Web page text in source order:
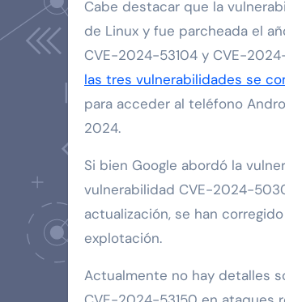
Cabe destacar que la
de Linux y fue parcheada el
CVE-2024-53104 y CVE-
las tres vulnerabilidades se
para acceder al teléfono
2024.
Si bien Google abordó la
vulnerabilidad CVE-2024-
actualización, se han
explotación.
Actualmente no hay detalles